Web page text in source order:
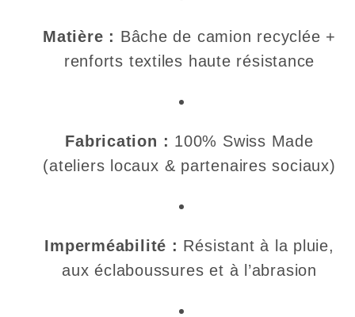
Matière : Bâche de camion recyclée +
renforts textiles haute résistance
Fabrication : 100% Swiss Made
(ateliers locaux & partenaires sociaux)
Imperméabilité : Résistant à la pluie,
aux éclaboussures et à l’abrasion